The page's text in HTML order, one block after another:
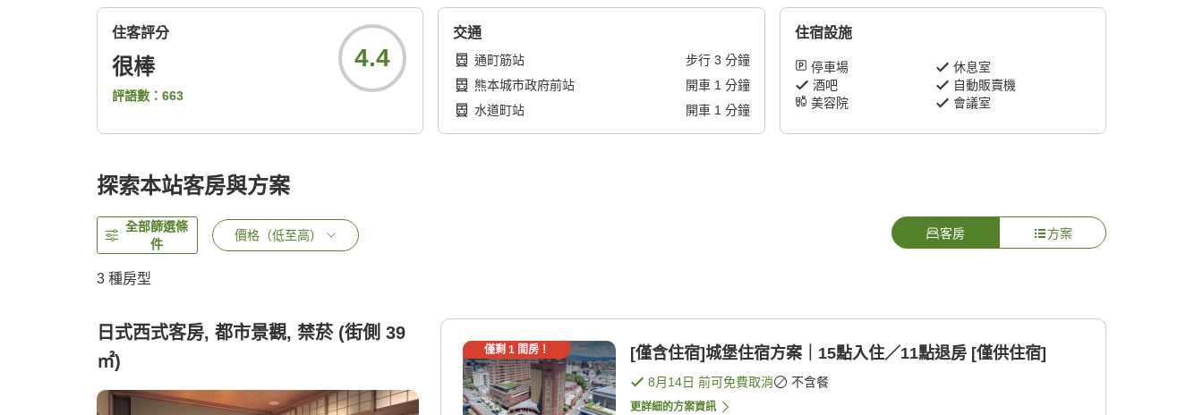
住客評分
很棒
評語數： 663
4.4
交通
通町筋站 步行 3 分鐘
熊本城市政府前站
開車 1 分鐘
水道町站
開車 1 分鐘
住宿設施
停車場
休息室
酒吧
自動販賣機
美容院
會議室
探索本站客房與方案
全部篩選條
件
價格（低至高） 客房 方案
3 種房型
日式西式客房, 都市景觀, 禁菸 (街側 39
㎡)
僅剩 1間房！ [僅含住宿]城堡住宿方案｜15點入住／11點退房 [僅供住宿]
8月14日 前可免費取消 不含餐
更詳細的方案資訊